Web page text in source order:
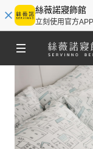
絲薇諾寢飾館
立刻使用官方APP